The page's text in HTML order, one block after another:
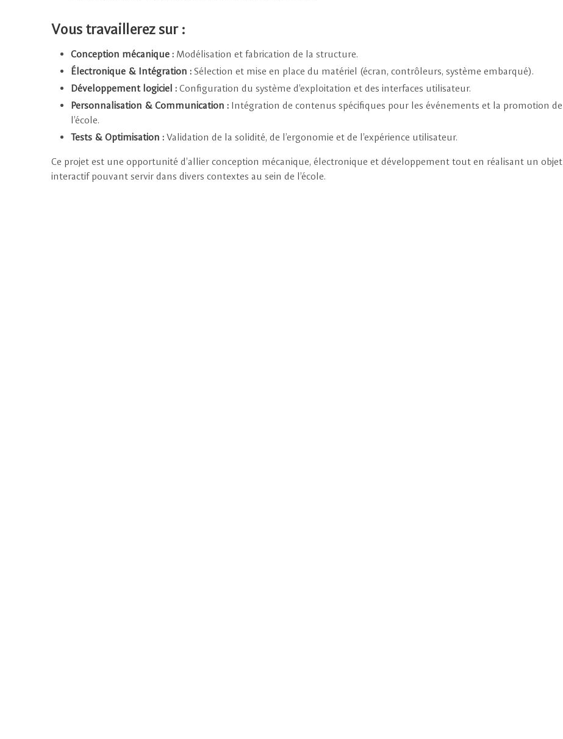
Vous travaillerez sur :
Conception mécanique : Modélisation et fabrication de la structure.
Électronique & Intégration : Sélection et mise en place du matériel (écran, contrôleurs, système embarqué).
Développement logiciel : Configuration du système d’exploitation et des interfaces utilisateur.
Personnalisation & Communication : Intégration de contenus spécifiques pour les événements et la promotion de
l’école.
Tests & Optimisation : Validation de la solidité, de l’ergonomie et de l’expérience utilisateur.
Ce projet est une opportunité d’allier conception mécanique, électronique et développement tout en réalisant un objet
interactif pouvant servir dans divers contextes au sein de l’école.